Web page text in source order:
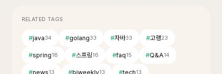
RELATED TAGS
#java34 #golang33 #자바33 #고랭23
#spring18 #스프링16 #faq15 #Q&A14
#news13 #biweekly13 #tech13